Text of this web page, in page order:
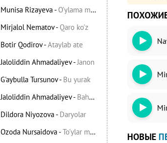
Munisa Rizayeva- O'ylama mani
Mirjalol Nematov- Qaro ko'z
Botir Qodirov-Ataylab ate
Jaloliddin Ahmadaliyev-Janon
G'aybulla Tursunov- Bu yurak
Jaloliddin Ahmadaliyev- Bahor yomg'irlari
Dildora Niyozova- Daryolar
Ozoda Nursaidova-To'ylar muborak
НОВЫЕ